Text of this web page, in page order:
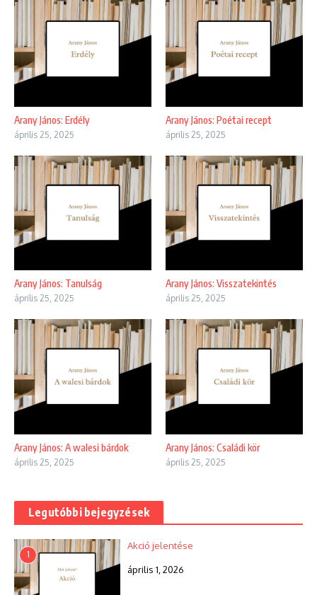
Arany János: Erdély
április 25, 2025
Arany János: Poétai recept
április 25, 2025
Arany János: Tanulság
április 25, 2025
Arany János: Visszatekintés
április 25, 2025
Arany János: A walesi bárdok
április 25, 2025
Arany János: Családi kör
április 25, 2025
Legutóbbi bejegyzések
1
Akció jelentése
április 1, 2026